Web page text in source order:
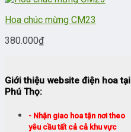
Hoa chúc mừng CM23
380.000₫
Giới thiệu website điện hoa tại
Phú Thọ:
- Nhận giao hoa tận nơi theo
yêu cầu tất cả cả khu vực